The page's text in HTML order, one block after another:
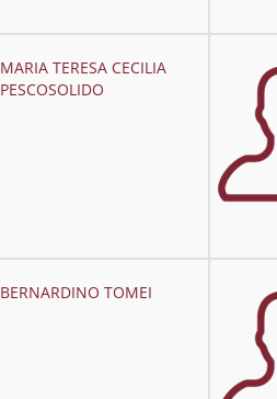
MARIA TERESA CECILIA
PESCOSOLIDO
BERNARDINO TOMEI